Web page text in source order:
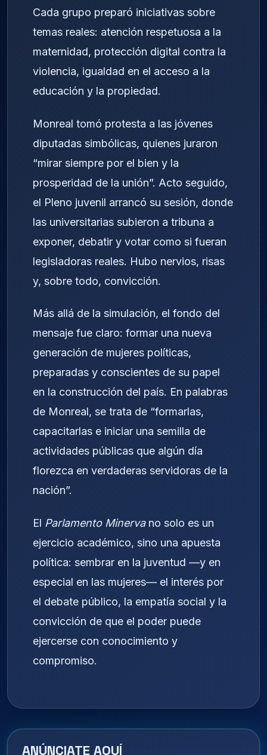
Cada grupo preparó iniciativas sobre
temas reales: atención respetuosa a la
maternidad, protección digital contra la
violencia, igualdad en el acceso a la
educación y la propiedad.
Monreal tomó protesta a las jóvenes
diputadas simbólicas, quienes juraron
“mirar siempre por el bien y la
prosperidad de la unión”. Acto seguido,
el Pleno juvenil arrancó su sesión, donde
las universitarias subieron a tribuna a
exponer, debatir y votar como si fueran
legisladoras reales. Hubo nervios, risas
y, sobre todo, convicción.
Más allá de la simulación, el fondo del
mensaje fue claro: formar una nueva
generación de mujeres políticas,
preparadas y conscientes de su papel
en la construcción del país. En palabras
de Monreal, se trata de “formarlas,
capacitarlas e iniciar una semilla de
actividades públicas que algún día
florezca en verdaderas servidoras de la
nación”.
El Parlamento Minervano solo es un
ejercicio académico, sino una apuesta
política: sembrar en la juventud —y en
especial en las mujeres— el interés por
el debate público, la empatía social y la
convicción de que el poder puede
ejercerse con conocimiento y
compromiso.
ANÚNCIATE AQUÍ